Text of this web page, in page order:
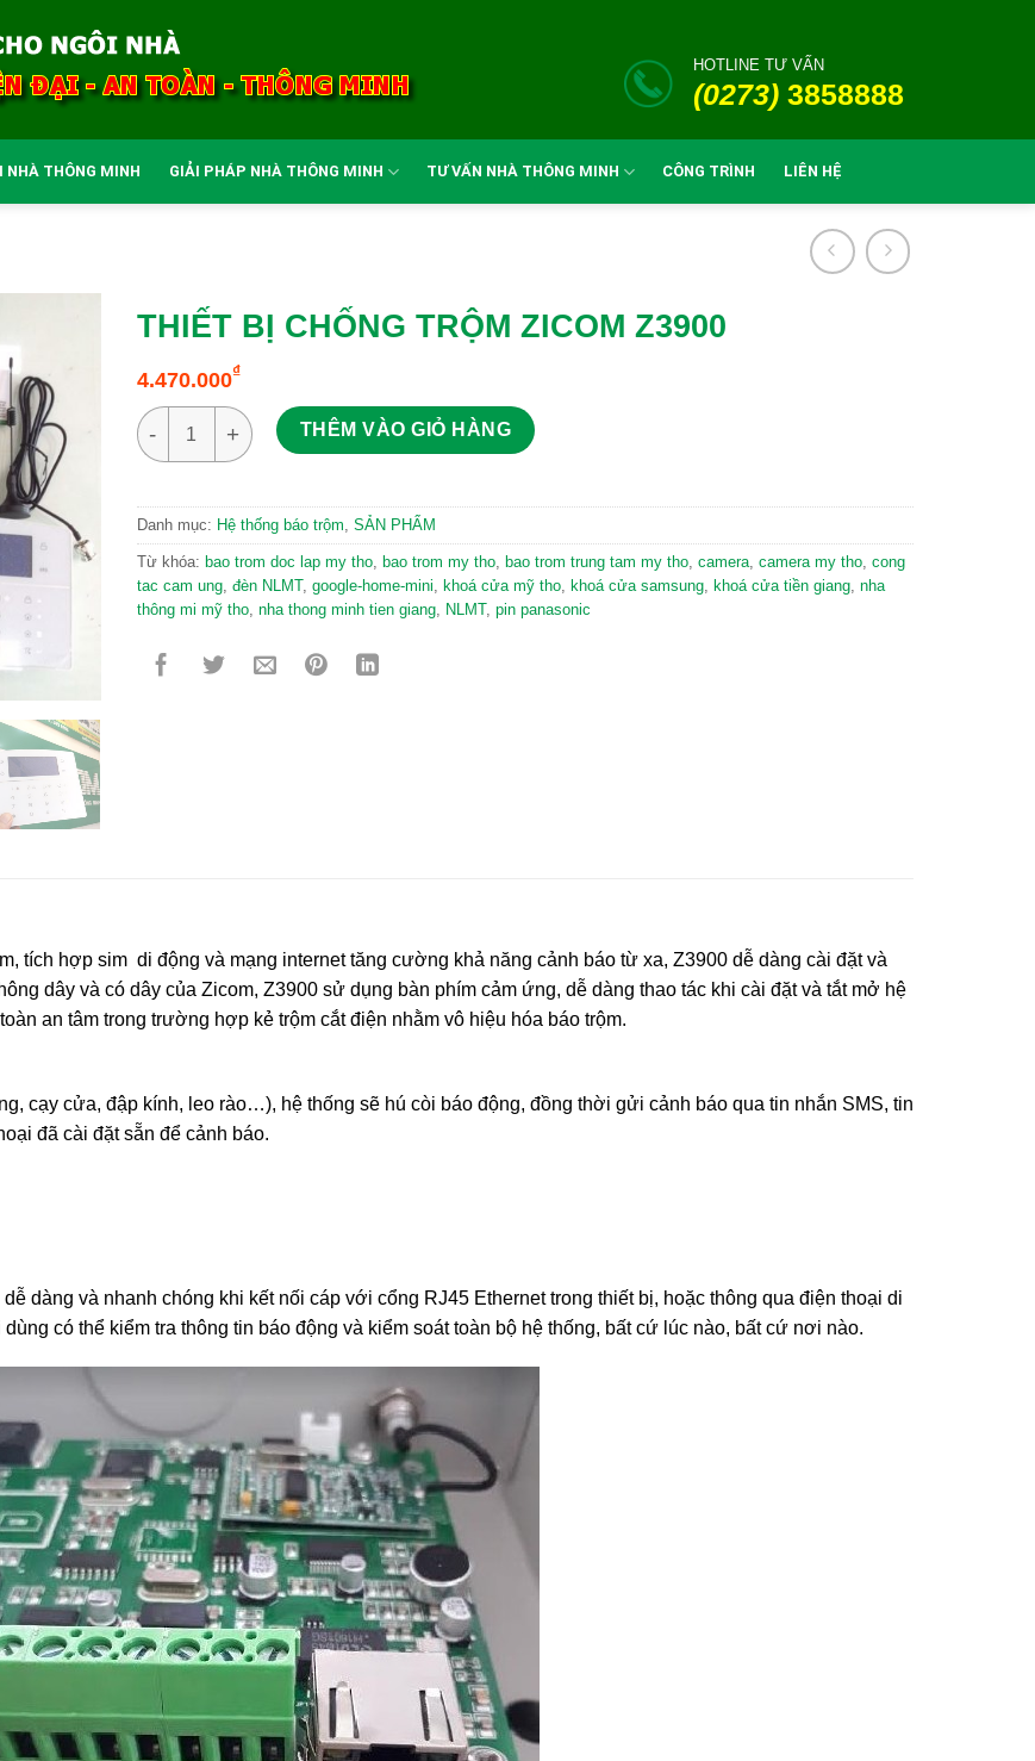
HOTLINE TƯ VẤN
(0273) 3858888
NHÀ THÔNG MINH GIẢI PHÁP NHÀ THÔNG MINH TƯ VẤN NHÀ THÔNG MINH CÔNG TRÌNH LIÊN HỆ
THIẾT BỊ CHỐNG TRỘM ZICOM Z3900
4.470.000₫
THIẾT BỊ CHỐNG TRỘM ZICOM Z3900 số lượng
THÊM VÀO GIỎ HÀNG
Danh mục: Hệ thống báo trộm, SẢN PHẨM
Từ khóa: bao trom doc lap my tho, bao trom my tho, bao trom trung tam my tho, camera, camera my tho, cong
tac cam ung, đèn NLMT, google-home-mini, khoá cửa mỹ tho, khoá cửa samsung, khoá cửa tiền giang, nha
thông mi mỹ tho, nha thong minh tien giang, NLMT, pin panasonic
tích hợp sim di động và mạng internet tăng cường khả năng cảnh báo từ xa, Z3900 dễ dàng cài đặt và
dây và có dây của Zicom, Z3900 sử dụng bàn phím cảm ứng, dễ dàng thao tác khi cài đặt và tắt mở hệ
an tâm trong trường hợp kẻ trộm cắt điện nhằm vô hiệu hóa báo trộm.
cạy cửa, đập kính, leo rào…), hệ thống sẽ hú còi báo động, đồng thời gửi cảnh báo qua tin nhắn SMS, tin
đã cài đặt sẵn để cảnh báo.
dàng và nhanh chóng khi kết nối cáp với cổng RJ45 Ethernet trong thiết bị, hoặc thông qua điện thoại di
có thể kiểm tra thông tin báo động và kiểm soát toàn bộ hệ thống, bất cứ lúc nào, bất cứ nơi nào.